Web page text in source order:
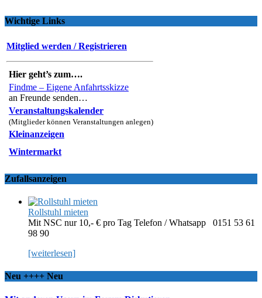
Wichtige Links
Mitglied werden / Registrieren
Hier geht’s zum….
Findme – Eigene Anfahrtsskizze
an Freunde senden…
Veranstaltungskalender
(Mitglieder können Veranstaltungen anlegen)
Kleinanzeigen
Wintermarkt
Zufallsanzeigen
Rollstuhl mieten
Mit NSC nur 10,- € pro Tag Telefon / Whatsapp 0151 53 61
98 90
[weiterlesen]
Neu ++++ Neu